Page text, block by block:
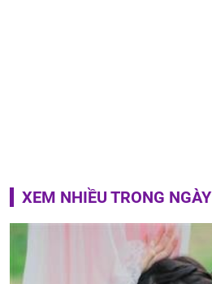
XEM NHIỀU TRONG NGÀY